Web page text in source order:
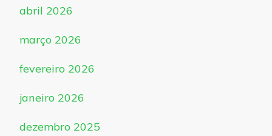
abril 2026
março 2026
fevereiro 2026
janeiro 2026
dezembro 2025